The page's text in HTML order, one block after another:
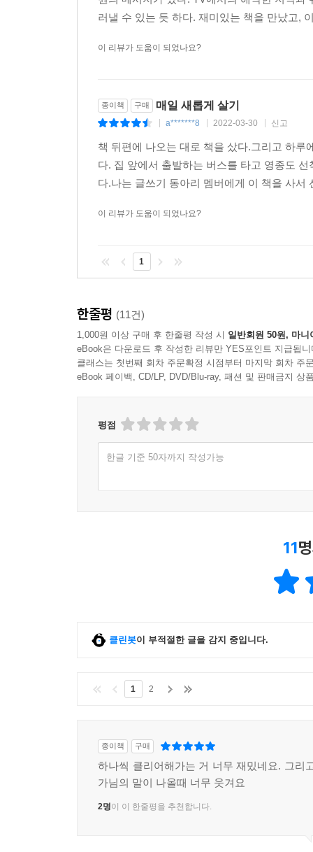
러낼 수 있는 듯 하다. 재미있는 책을 만났고,
이 리뷰가 도움이 되었나요?
종이책 구매 매일 새롭게 살기
a*******8 2022-03-30 신고
책 뒤편에 나오는 대로 책을 샀다.그리고 하
다. 집 앞에서 출발하는 버스를 타고 영종도
다.나는 글쓰기 동아리 멤버에게 이 책을 사
이 리뷰가 도움이 되었나요?
1
한줄평 (11건)
1,000원 이상 구매 후 한줄평 작성 시 일반회원 50원, 마니
eBook은 다운로드 후 작성한 리뷰만 YES포인트 지급됩니
클래스는 첫번째 회차 주문확정 시점부터 마지막 회차 주
eBook 페이백, CD/LP, DVD/Blu-ray, 패션 및 판매금지 상
평점
한글 기준 50자까지 작성가능
11
클린봇이 부적절한 글을 감지 중입니다.
1 2
종이책 구매
하나씩 클리어해가는 거 너무 재밌네요. 그리
가님의 말이 나올때 너무 웃겨요
2명이 이 한줄평을 추천합니다.